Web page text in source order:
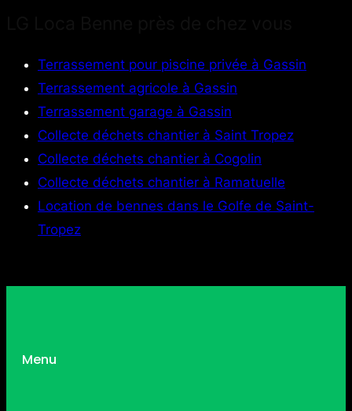
Terrassement pour piscine privée à Gassin
Terrassement agricole à Gassin
Terrassement garage à Gassin
Collecte déchets chantier à Saint Tropez
Collecte déchets chantier à Cogolin
Collecte déchets chantier à Ramatuelle
Location de bennes dans le Golfe de Saint-
Tropez
Menu